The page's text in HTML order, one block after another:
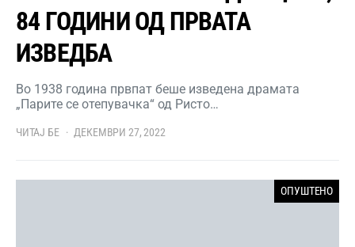
84 ГОДИНИ ОД ПРВАТА
ИЗВЕДБА
Во 1938 година првпат беше изведена драмата
„Парите се отепувачка“ од Ристо…
ЧИТАЈ БЕ ДЕКЕМВРИ 27, 2022
ОПУШТЕНО